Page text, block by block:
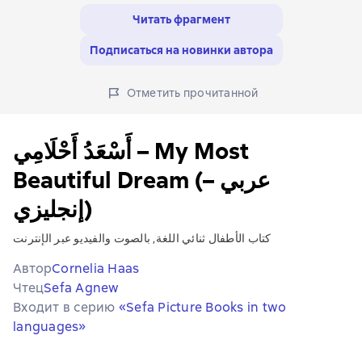
Читать фрагмент
Подписаться на новинки автора
Отметить прочитанной
أَسْعَدُ أَحْلَامِي – My Most
Beautiful Dream (عربي –
إنجليزي)
كتاب الأطفال ثنائي اللغة, بالصوت والفيديو عبر الإنترنت
АвторCornelia Haas
ЧтецSefa Agnew
Входит в серию «Sefa Picture Books in two
languages»